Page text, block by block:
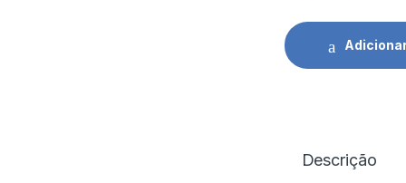
Descrição